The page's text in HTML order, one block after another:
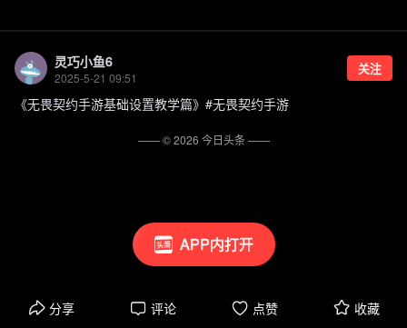
APP内打开
灵巧小鱼6
2025-5-21 09:51
关注
《无畏契约手游基础设置教学篇》#无畏契约手游
分享 评论 点赞 收藏
—— ©2026 今日头条——